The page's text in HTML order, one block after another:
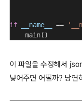
if __name__ ==
main()
이 파일을 수정해서
넣어주면 어떨까? 당연